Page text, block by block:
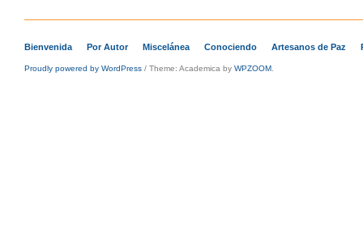
Bienvenida Por Autor Miscelánea Conociendo Artesanos de Paz
Proudly powered by WordPress / Theme: Academica by WPZOOM